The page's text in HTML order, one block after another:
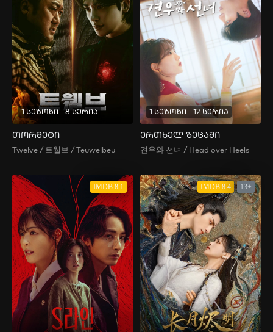
1 სეზონი - 8 სერია
თორმეტი
Twelve / 트웰브 / Teuwelbeu
1 სეზონი - 12 სერია
ერთხელ ზეცაში
견우와 선녀 / Head over Heels
IMDB:8.1 IMDB:8.4 13+